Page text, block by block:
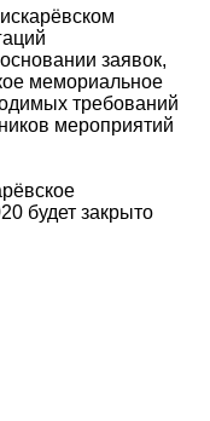
заявок,
мемориальное
требований
мероприятий
будет закрыто